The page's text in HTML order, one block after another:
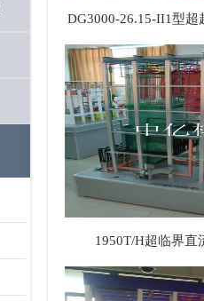
DG3000-26.15-II1型
1950T/H超临界直